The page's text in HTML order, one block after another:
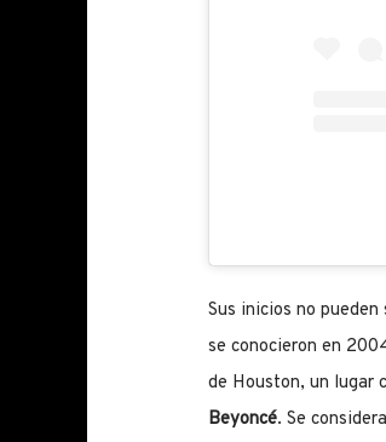
Sus inicios no
se conocieron en
de Houston, un lugar
Beyoncé. Se